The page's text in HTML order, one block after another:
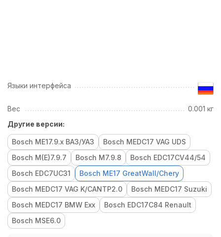
Языки интерфейса
Вес
0.001 кг
Другие версии:
Bosch ME17.9.x ВАЗ/УАЗ
Bosch MEDC17 VAG UDS
Bosch M(E)7.9.7
Bosch M7.9.8
Bosch EDC17CV44/54
Bosch EDC7UC31
Bosch ME17 GreatWall/Chery
Bosch MEDC17 VAG K/CANTP2.0
Bosch MEDC17 Suzuki
Bosch MEDC17 BMW Exx
Bosch EDC17C84 Renault
Bosch MSE6.0